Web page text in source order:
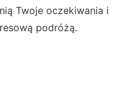
Twoje oczekiwania i
podróżą.